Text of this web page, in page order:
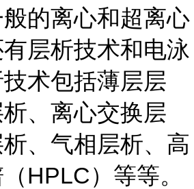
的离心和超离心
层析技术和电泳
术包括薄层层
、离心交换层
、气相层析、高
HPLC）等等。